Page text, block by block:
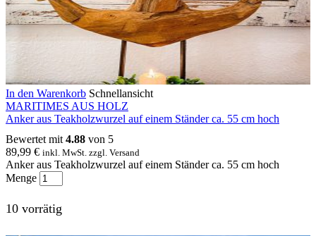
In den Warenkorb Schnellansicht
MARITIMES AUS HOLZ
Anker aus Teakholzwurzel auf einem Ständer ca. 55 cm hoch
Bewertet mit 4.88 von 5
89,99 € inkl. MwSt. zzgl. Versand
Anker aus Teakholzwurzel auf einem Ständer ca. 55 cm hoch
Menge
10 vorrätig